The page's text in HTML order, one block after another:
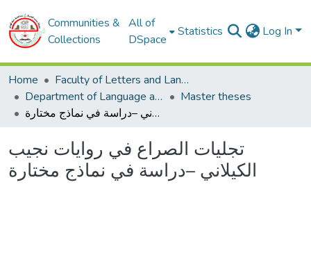
Communities &
Collections
All of
DSpace
Statistics Log In
Home
Faculty of Letters and Languages
Department of Language and Arabic literature
Master theses
تجليات الصراع في روايات نجيب الكيلاني –دراسة في نماذج مختارة
تجليات الصراع في روايات نجيب
الكيلاني –دراسة في نماذج مختارة